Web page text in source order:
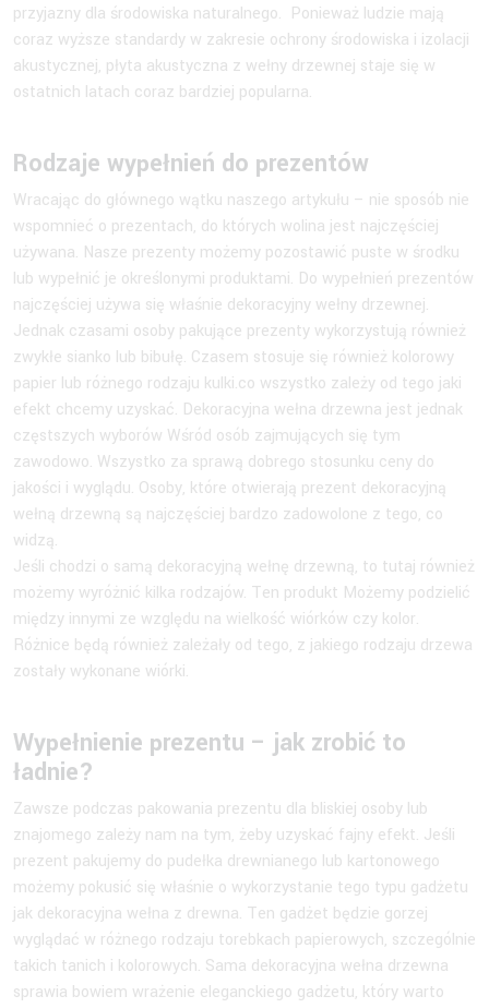
przyjazny dla środowiska naturalnego. Ponieważ ludzie mają
coraz wyższe standardy w zakresie ochrony środowiska i izolacji
akustycznej, płyta akustyczna z wełny drzewnej staje się w
ostatnich latach coraz bardziej popularna.
Rodzaje wypełnień do prezentów
Wracając do głównego wątku naszego artykułu – nie sposób nie
wspomnieć o prezentach, do których wolina jest najczęściej
używana. Nasze prezenty możemy pozostawić puste w środku
lub wypełnić je określonymi produktami. Do wypełnień prezentów
najczęściej używa się właśnie dekoracyjny wełny drzewnej.
Jednak czasami osoby pakujące prezenty wykorzystują również
zwykłe sianko lub bibułę. Czasem stosuje się również kolorowy
papier lub różnego rodzaju kulki.co wszystko zależy od tego jaki
efekt chcemy uzyskać. Dekoracyjna wełna drzewna jest jednak
częstszych wyborów Wśród osób zajmujących się tym
zawodowo. Wszystko za sprawą dobrego stosunku ceny do
jakości i wyglądu. Osoby, które otwierają prezent dekoracyjną
wełną drzewną są najczęściej bardzo zadowolone z tego, co
widzą.
Jeśli chodzi o samą dekoracyjną wełnę drzewną, to tutaj również
możemy wyróżnić kilka rodzajów. Ten produkt Możemy podzielić
między innymi ze względu na wielkość wiórków czy kolor.
Różnice będą również zależały od tego, z jakiego rodzaju drzewa
zostały wykonane wiórki.
Wypełnienie prezentu – jak zrobić to
ładnie?
Zawsze podczas pakowania prezentu dla bliskiej osoby lub
znajomego zależy nam na tym, żeby uzyskać fajny efekt. Jeśli
prezent pakujemy do pudełka drewnianego lub kartonowego
możemy pokusić się właśnie o wykorzystanie tego typu gadżetu
jak dekoracyjna wełna z drewna. Ten gadżet będzie gorzej
wyglądać w różnego rodzaju torebkach papierowych, szczególnie
takich tanich i kolorowych. Sama dekoracyjna wełna drzewna
sprawia bowiem wrażenie eleganckiego gadżetu, który warto